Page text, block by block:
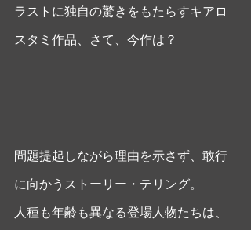
ラストに独自の驚きをもたらすキアロ
スタミ作品、さて、今作は？
問題提起しながら理由を示さず、敢行
に向かうストーリー・テリング。
人種も年齢も異なる登場人物たちは、